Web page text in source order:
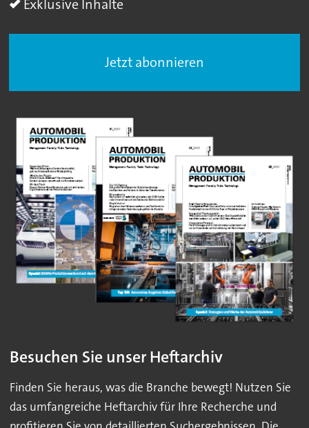
Exklusive Inhalte
Jetzt abonnieren
Besuchen Sie unser Heftarchiv
Finden Sie heraus, was die Branche bewegt! Nutzen Sie
das umfangreiche Heftarchiv für Ihre Recherche und